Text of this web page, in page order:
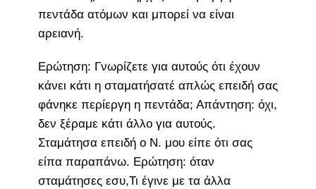
πεντάδα ατόμων και μπορεί να είναι
αρειανή.
Ερώτηση: Γνωρίζετε για αυτούς ότι έχουν
κάνει κάτι η σταματήσατέ απλώς επειδή σας
φάνηκε περίεργη η πεντάδα; Απάντηση: όχι,
δεν ξέραμε κάτι άλλο για αυτούς.
Σταμάτησα επειδή ο Ν. μου είπε ότι σας
είπα παραπάνω. Ερώτηση: όταν
σταμάτησες εσυ,Τι έγινε με τα άλλα